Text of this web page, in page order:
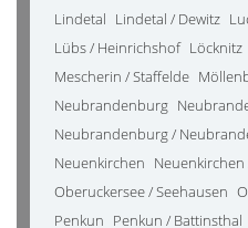
Lindetal Lindetal / Dewitz
Lübs / Heinrichshof Löcknitz
Mescherin / Staffelde
Neubrandenburg
Neubrandenburg /
Neuenkirchen Neuenkirchen
Oberuckersee / Seehausen
Penkun Penkun / Battinsthal